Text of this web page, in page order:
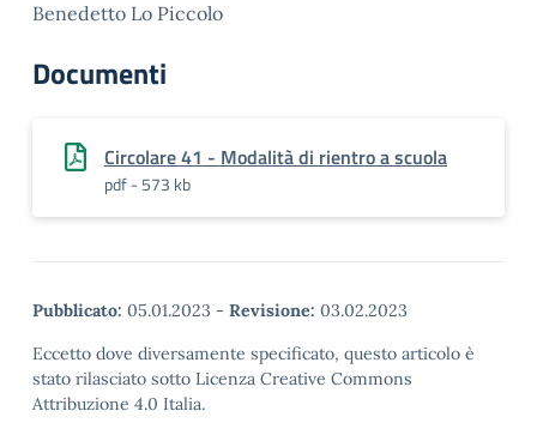
Benedetto Lo Piccolo
Documenti
Circolare 41 - Modalità di rientro a scuola
pdf - 573 kb
Pubblicato: 05.01.2023 - Revisione: 03.02.2023
Eccetto dove diversamente specificato, questo articolo è
stato rilasciato sotto Licenza Creative Commons
Attribuzione 4.0 Italia.